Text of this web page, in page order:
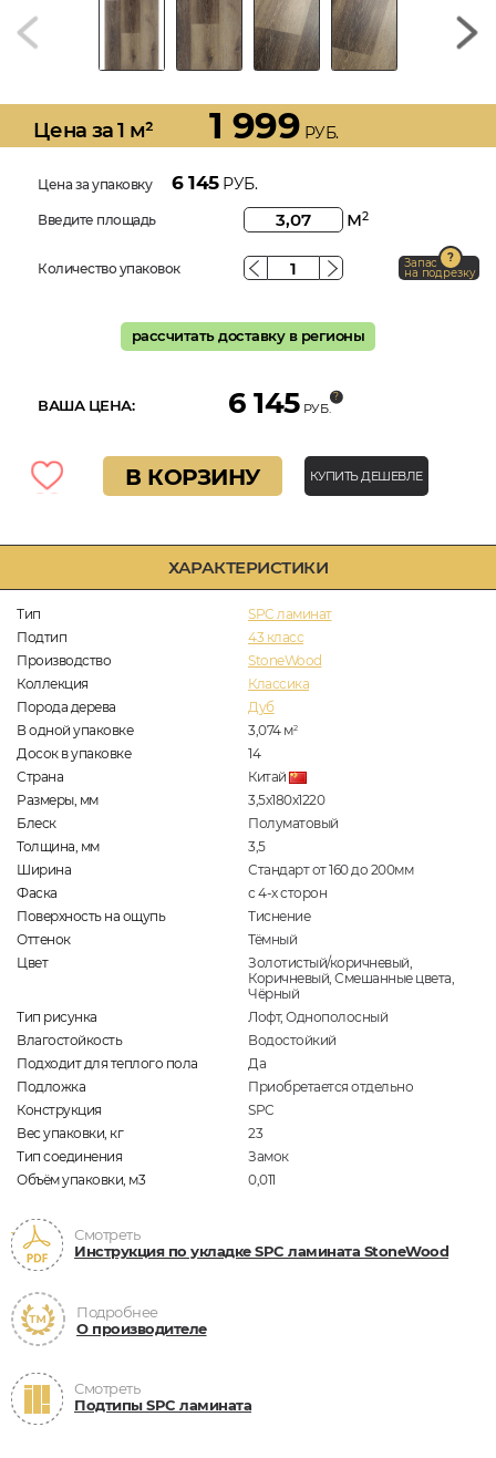
ХАРАКТЕРИСТИКИ
Тип
SPC ламинат
Подтип
43 класс
Производство
StoneWood
Коллекция
Классика
Порода дерева
Дуб
В одной упаковке
3,074 м2
Досок в упаковке
14
Страна
Китай
Размеры, мм
3,5х180х1220
Блеск
Полуматовый
Толщина, мм
3,5
Ширина
Стандарт от 160 до 200мм
Фаска
с 4-х сторон
Поверхность на ощупь
Тиснение
Оттенок
Тёмный
Цвет
Золотистый/коричневый,
Коричневый, Смешанные цвета,
Чёрный
Тип рисунка
Лофт, Однополосный
Влагостойкость
Водостойкий
Подходит для теплого пола
Да
Подложка
Приобретается отдельно
Конструкция
SPC
Вес упаковки, кг
23
Тип соединения
Замок
Объём упаковки, м3
0,011
Смотреть
Инструкция по укладке SPC ламината StoneWood
Подробнее
О производителе
Смотреть
Подтипы SPC ламината
Цена за 1 м² 1 999 РУБ.
Цена за упаковку 6 145РУБ.
Введите площадь м2
Количество упаковок Запас
на подрезку
рассчитать доставку в регионы
ВАША ЦЕНА: 6 145 РУБ.
В КОРЗИНУ КУПИТЬ ДЕШЕВЛЕ